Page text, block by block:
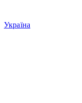
Україна